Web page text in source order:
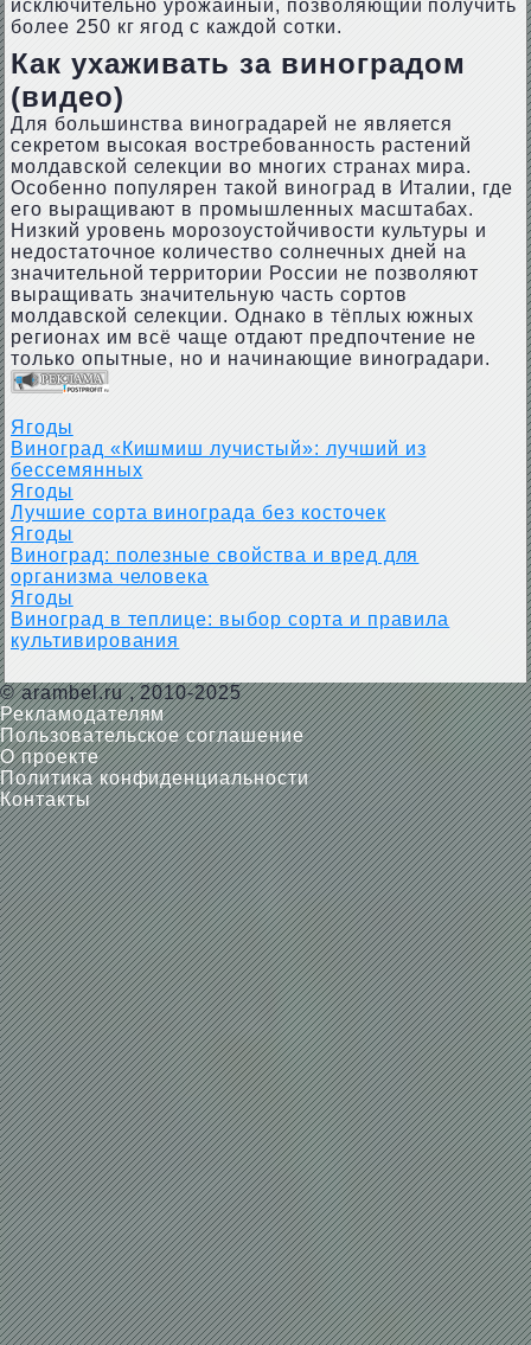
исключительно урожайный, позволяющий получить
более 250 кг ягод с каждой сотки.
Как ухаживать за виноградом
(видео)
Для большинства виноградарей не является
секретом высокая востребованность растений
молдавской селекции во многих странах мира.
Особенно популярен такой виноград в Италии, где
его выращивают в промышленных масштабах.
Низкий уровень морозоустойчивости культуры и
недостаточное количество солнечных дней на
значительной территории России не позволяют
выращивать значительную часть сортов
молдавской селекции. Однако в тёплых южных
регионах им всё чаще отдают предпочтение не
только опытные, но и начинающие виноградари.
Ягоды
Виноград «Кишмиш лучистый»: лучший из
бессемянных
Ягоды
Лучшие сорта винограда без косточек
Ягоды
Виноград: полезные свойства и вред для
организма человека
Ягоды
Виноград в теплице: выбор сорта и правила
культивирования
© arambel.ru, 2010-2025
Рекламодателям
Пользовательское соглашение
О проекте
Политика конфиденциальности
Контакты